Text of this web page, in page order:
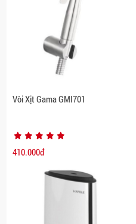
Vòi Xịt Gama GMI701
410.000đ